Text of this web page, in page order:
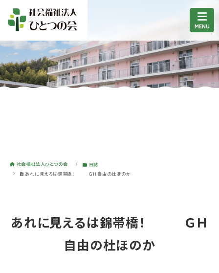
社会福祉法人ひとつの会
日誌
あれに見えるは錦帯橋！ ＧＨ自由の杜ほのか
あれに見えるは錦帯橋！ ＧＨ
自由の杜ほのか